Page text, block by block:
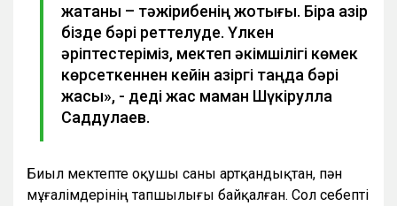
жатқаны – тәжірибенің жоқтығы. Бірақ қазір
бізде бәрі реттелуде. Үлкен
әріптестеріміз, мектеп әкімшілігі көмек
көрсеткеннен кейін қазіргі таңда бәрі
жақсы», - деді жас маман Шүкірулла
Саддулаев.
Биыл мектепте оқушы саны артқандықтан, пән
мұғалімдерінің тапшылығы байқалған. Сол себепті